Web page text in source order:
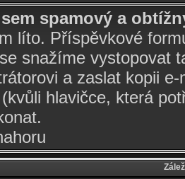
spamový a
líto. Příspěvkové
snažíme vystopovat
a zaslat kopii
hlavičce, která